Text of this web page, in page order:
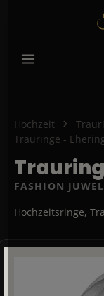
Hochzeit
Trauringe -
FASHION
Hochzeitsringe,
Bildergalerie